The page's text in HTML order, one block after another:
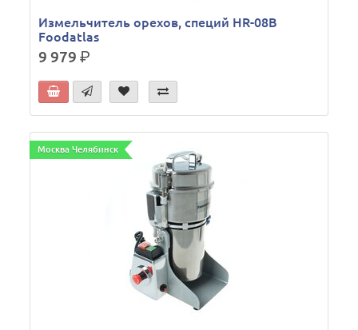
Измельчитель орехов, специй HR-08В
Foodatlas
9 979р.
Москва Челябинск